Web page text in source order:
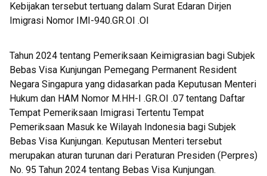
Kebijakan tersebut tertuang dalam Surat Edaran Dirjen
Imigrasi Nomor IMI-940.GR.OI .OI
Tahun 2024 tentang Pemeriksaan Keimigrasian bagi Subjek
Bebas Visa Kunjungan Pemegang Permanent Resident
Negara Singapura yang didasarkan pada Keputusan Menteri
Hukum dan HAM Nomor M.HH-I .GR.OI .07 tentang Daftar
Tempat Pemeriksaan Imigrasi Tertentu Tempat
Pemeriksaan Masuk ke Wilayah Indonesia bagi Subjek
Bebas Visa Kunjungan. Keputusan Menteri tersebut
merupakan aturan turunan dari Peraturan Presiden (Perpres)
No. 95 Tahun 2024 tentang Bebas Visa Kunjungan.